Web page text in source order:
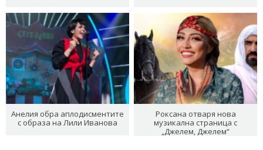
Анелия обра аплодисментите
с образа на Лили Иванова
Роксана отваря нова
музикална страница с
„Джелем, Джелем“